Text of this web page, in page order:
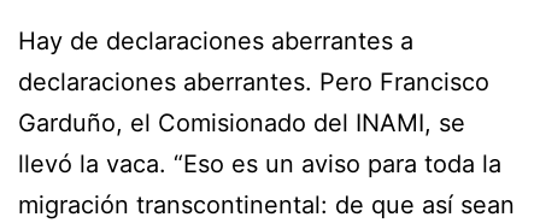
Hay de declaraciones aberrantes a
declaraciones aberrantes. Pero Francisco
Garduño, el Comisionado del INAMI, se
llevó la vaca. “Eso es un aviso para toda la
migración transcontinental: de que así sean